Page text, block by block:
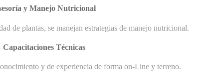
y Manejo Nutricional
de plantas, se manejan estrategias de manejo nutricional.
Capacitaciones Técnicas
y de experiencia de forma on-Line y terreno.